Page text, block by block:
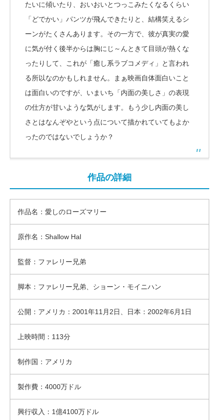
たいに傾いたり、おいおいとつっこみたくなるくらい
「どでかい」パンツが飛んできたりと、結構笑えるシ
ーンがたくさんあります。その一方で、彼が真実の愛
に気が付く後半からは胸にじ～んときて目頭が熱くな
ったりして、これが「癒し系ラブコメディ」と言われ
る所以なのかもしれません。まぁ映画自体面白いこと
は面白いのですが、いまいち「内面の美しさ」の表現
の仕方が甘いような気がします。もう少し内面の美し
さとはなんぞやという点について描かれていてもよか
ったのではないでしょうか？
作品の詳細
作品名：愛しのローズマリー
原作名：Shallow Hal
監督：ファレリー兄弟
脚本：ファレリー兄弟、ショーン・モイニハン
公開：アメリカ：2001年11月2日、日本：2002年6月1日
上映時間：113分
制作国：アメリカ
製作費：4000万ドル
興行収入：1億4100万ドル